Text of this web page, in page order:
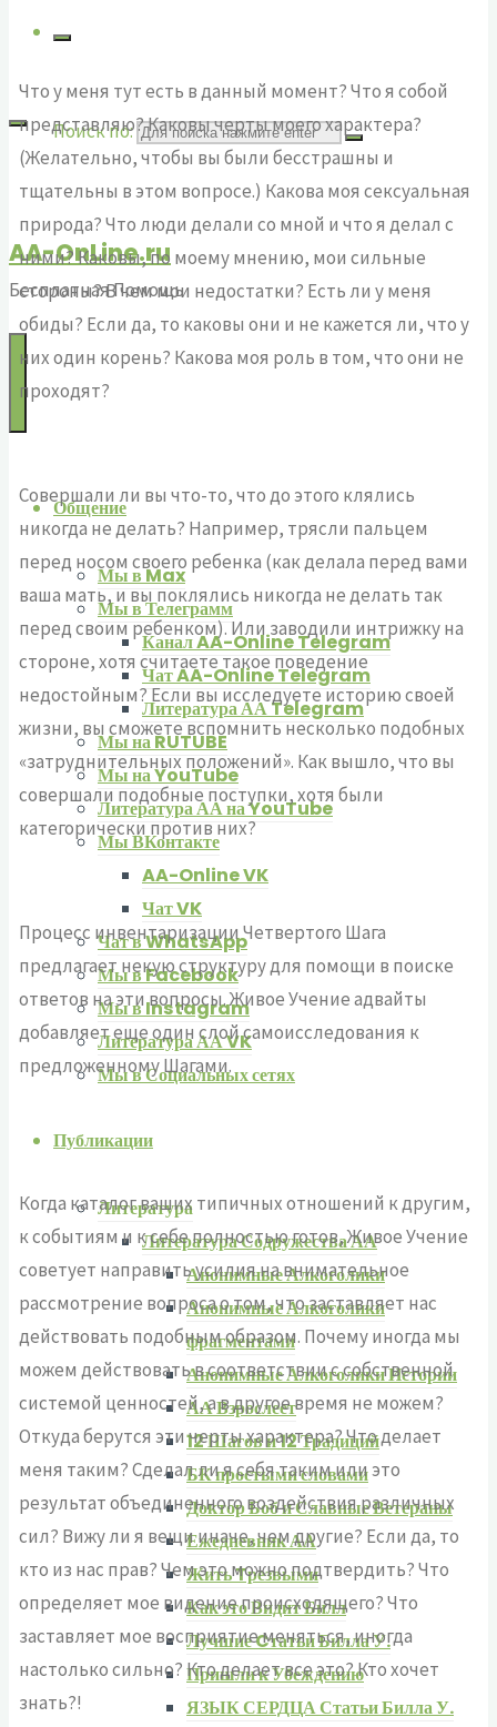
Поиск по:
AA-OnLine.ru
Бесплатная Помощь
Общение
Мы в Max
Мы в Телеграмм
Канал AA-Online Telegram
Чат AA-Online Telegram
Литература АА Telegram
Мы на RUTUBE
Мы на YouTube
Литература АА на YouTube
Мы ВКонтакте
AA-Online VK
Чат VK
Чат в WhatsApp
Мы в Facebook
Мы в Instagram
Литература АА VK
Мы в Социальных сетях
Публикации
Литература
Литература Содружества АА
Анонимные Алкоголики
Анонимные Алкоголики
фрагментами
Анонимные Алкоголики Истории
АА Взрослеет
12 Шагов и 12 Традиций
БК простыми словами
Доктор Боб и Славные Ветераны
Ежедневник АА
Жить Tрезвыми
Как это Видит Билл
Лучшие Cтатьи Билла У.
Пришли к Убеждению
ЯЗЫК СЕРДЦА Статьи Билла У.
Что у меня тут есть в данный момент? Что я собой
представляю? Каковы черты моего характера?
(Желательно, чтобы вы были бесстрашны и
тщательны в этом вопросе.) Какова моя сексуальная
природа? Что люди делали со мной и что я делал с
ними? Каковы, по моему мнению, мои сильные
стороны? В чем мои недостатки? Есть ли у меня
обиды? Если да, то каковы они и не кажется ли, что у
них один корень? Какова моя роль в том, что они не
проходят?
Совершали ли вы что-то, что до этого клялись
никогда не делать? Например, трясли пальцем
перед носом своего ребенка (как делала перед вами
ваша мать, и вы поклялись никогда не делать так
перед своим ребенком). Или заводили интрижку на
стороне, хотя считаете такое поведение
недостойным? Если вы исследуете историю своей
жизни, вы сможете вспомнить несколько подобных
«затруднительных положений». Как вышло, что вы
совершали подобные поступки, хотя были
категорически против них?
Процесс инвентаризации Четвертого Шага
предлагает некую структуру для помощи в поиске
ответов на эти вопросы. Живое Учение адвайты
добавляет еще один слой самоисследования к
предложенному Шагами.
Когда каталог ваших типичных отношений к другим,
к событиям и к себе полностью готов, Живое Учение
советует направить усилия на внимательное
рассмотрение вопроса о том, что заставляет нас
действовать подобным образом. Почему иногда мы
можем действовать в соответствии с собственной
системой ценностей, а в другое время не можем?
Откуда берутся эти черты характера? Что делает
меня таким? Сделал ли я себя таким или это
результат объединенного воздействия различных
сил? Вижу ли я вещи иначе, чем другие? Если да, то
кто из нас прав? Чем это можно подтвердить? Что
определяет мое видение происходящего? Что
заставляет мое восприятие меняться, иногда
настолько сильно? Кто делает все это? Кто хочет
знать?!